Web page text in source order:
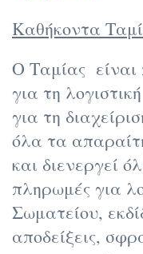
Καθήκοντα
Ο Ταμίας είναι
για τη
για τη
όλα τα
και διενεργεί
πληρωμές για
Σωματείου,
αποδείξεις,